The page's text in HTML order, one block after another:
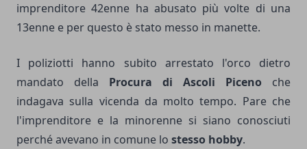
imprenditore 42enne ha abusato più volte di una
13enne e per questo è stato messo in manette.
I poliziotti hanno subito arrestato l'orco dietro
mandato della Procura di Ascoli Piceno che
indagava sulla vicenda da molto tempo. Pare che
l'imprenditore e la minorenne si siano conosciuti
perché avevano in comune lo stesso hobby.